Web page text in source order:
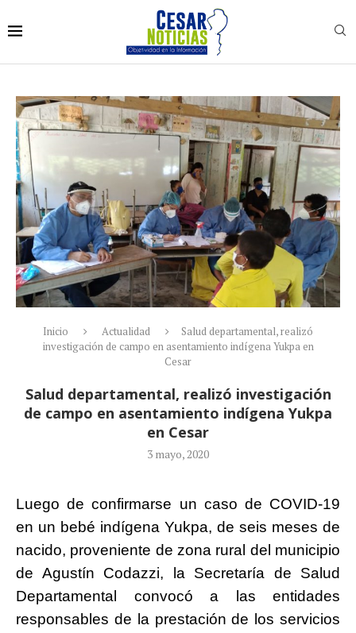
Inicio Actualidad
Salud departamental, realizó
investigación de campo en asentamiento indígena Yukpa en
Cesar
Salud departamental, realizó investigación
de campo en asentamiento indígena Yukpa
en Cesar
3 mayo, 2020
Luego de confirmarse un caso de COVID-19
en un bebé indígena Yukpa, de seis meses de
nacido, proveniente de zona rural del municipio
de Agustín Codazzi, la Secretaría de Salud
Departamental convocó a las entidades
responsables de la prestación de los servicios